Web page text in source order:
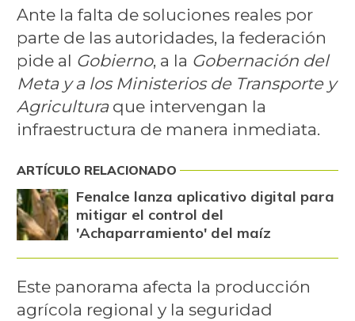
Ante la falta de soluciones reales por
parte de las autoridades, la federación
pide al Gobierno, a la Gobernación del
Meta y a los Ministerios de Transporte y
Agriculturaque intervengan la
infraestructura de manera inmediata.
ARTÍCULO RELACIONADO
Fenalce lanza aplicativo digital para
mitigar el control del
'Achaparramiento' del maíz
Este panorama afecta la producción
agrícola regional y la seguridad